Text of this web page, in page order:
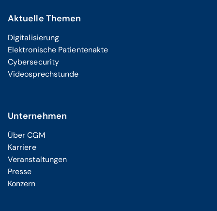
Aktuelle Themen
Digitalisierung
Elektronische Patientenakte
Cybersecurity
Videosprechstunde
Unternehmen
Über CGM
Karriere
Veranstaltungen
Presse
Konzern